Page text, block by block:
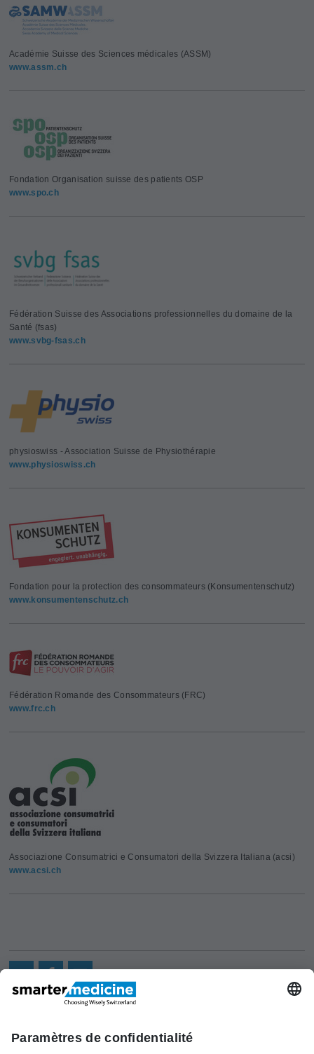
Académie Suisse des Sciences médicales (ASSM)
www.assm.ch
Fondation Organisation suisse des patients OSP
www.spo.ch
Fédération Suisse des Associations professionnelles du domaine de la
Santé (fsas)
www.svbg-fsas.ch
physioswiss - Association Suisse de Physiothérapie
www.physioswiss.ch
Fondation pour la protection des consommateurs (Konsumentenschutz)
www.konsumentenschutz.ch
Fédération Romande des Consommateurs (FRC)
www.frc.ch
Associazione Consumatrici e Consumatori della Svizzera Italiana (acsi)
www.acsi.ch
smarter
Recherche
Contact
c/o Société Suisse de Médécine